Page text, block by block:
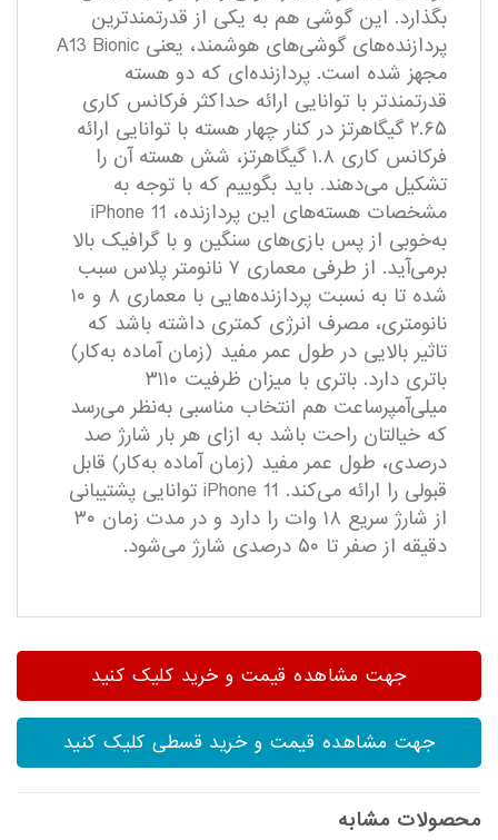
بگذارد. این گوشی هم به یکی از قدرتمند‌ترین
پردازنده‌های گوشی‌های هوشمند، یعنی A13 Bionic
مجهز شده است. پردازنده‌ای که دو هسته
قدرتمند‌تر با توانایی ارائه حداکثر فرکانس کاری
۲.۶۵ گیگاهرتز در کنار چهار هسته با توانایی ارائه
فرکانس کاری ۱.۸ گیگاهرتز، شش هسته آن را
تشکیل می‌دهند. باید بگوییم که با توجه به
مشخصات هسته‌های این پردازنده، iPhone 11
به‌خوبی از پس بازی‌های سنگین و با‌ گرافیک بالا
بر‌می‌آید. از طرفی معماری ۷ نانومتر پلاس سبب
شده تا به نسبت پردازنده‌هایی با معماری ۸ و ۱۰
نانومتری، مصرف انرژی کمتری داشته باشد که
تاثیر بالایی در طول عمر مفید (زمان آماده به‌کار)
باتری دارد. باتری با میزان ظرفیت ۳۱۱۰
میلی‌آمپر‌ساعت هم انتخاب مناسبی به‌نظر می‌رسد
که خیالتان راحت باشد به ازای هر بار شارژ صد
درصدی، طول عمر مفید (زمان آماده به‌کار) قابل
قبولی را ارائه می‌کند. iPhone 11 توانایی پشتیبانی
از شارژ سریع ۱۸ وات را دارد و در مدت زمان ۳۰
دقیقه از صفر تا ۵۰ درصدی شارژ می‌شود.
جهت مشاهده قیمت و خرید کلیک کنید
جهت مشاهده قیمت و خرید قسطی کلیک کنید
محصولات مشابه